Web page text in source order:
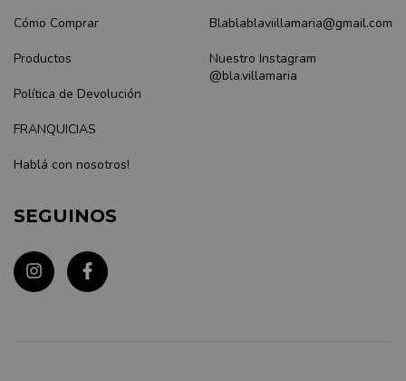
Cómo Comprar
Productos
Política de Devolución
FRANQUICIAS
Hablá con nosotros!
Blablablaviillamaria@gmail.com
Nuestro Instagram
@bla.villamaria
SEGUINOS